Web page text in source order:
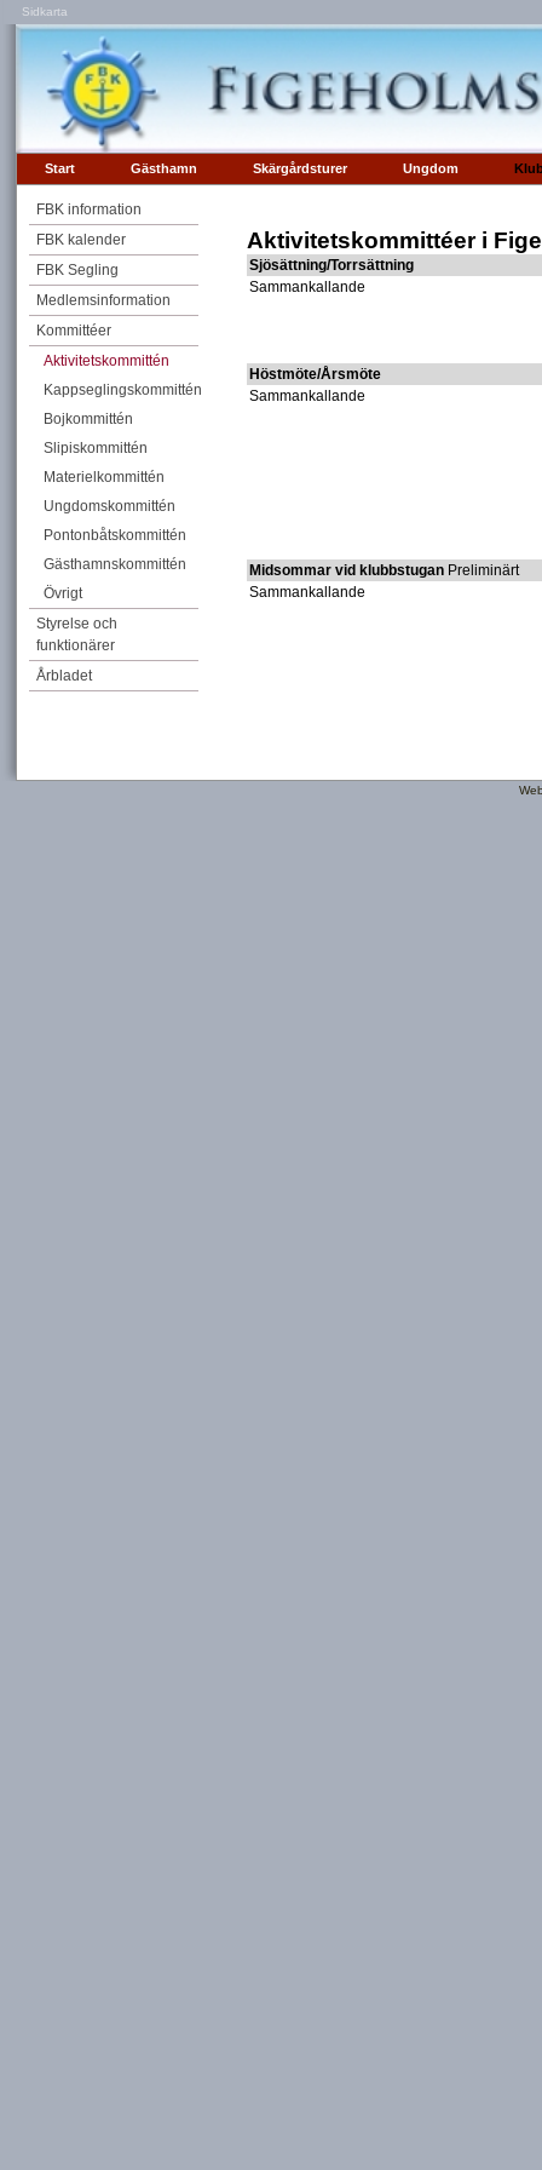
Sidkarta
Start Gästhamn Skärgårdsturer Ungdom
FBK information
FBK kalender
FBK Segling
Medlemsinformation
Kommittéer
Aktivitetskommittén
Kappseglingskommittén
Bojkommittén
Slipiskommittén
Materielkommittén
Ungdomskommittén
Pontonbåtskommittén
Gästhamnskommittén
Övrigt
Styrelse och
funktionärer
Årbladet
Aktivitetskommittéer i
Sjösättning/Torrsättning
Sammankallande
Höstmöte/Årsmöte
Sammankallande
Midsommar vid klubbstugan Preliminärt
Sammankallande